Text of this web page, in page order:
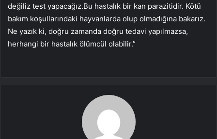
değiliz test yapacağız.Bu hastalık bir kan parazitidir. Kötü
bakım koşullarındaki hayvanlarda olup olmadığına bakarız.
Ne yazık ki, doğru zamanda doğru tedavi yapılmazsa,
herhangi bir hastalık ölümcül olabilir.”